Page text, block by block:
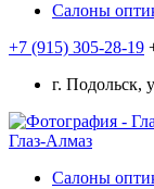
Салоны
+7 (915) 305-28-19
г. Подольск,
Глаз-Алмаз
Салоны